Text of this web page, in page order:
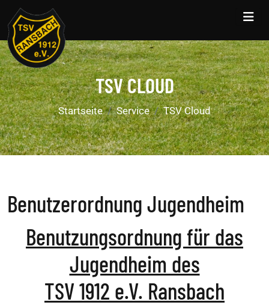
TSV CLOUD
Startseite Service TSV Cloud
Benutzerordnung Jugendheim
Benutzungsordnung für das
Jugendheim des
TSV 1912 e.V. Ransbach